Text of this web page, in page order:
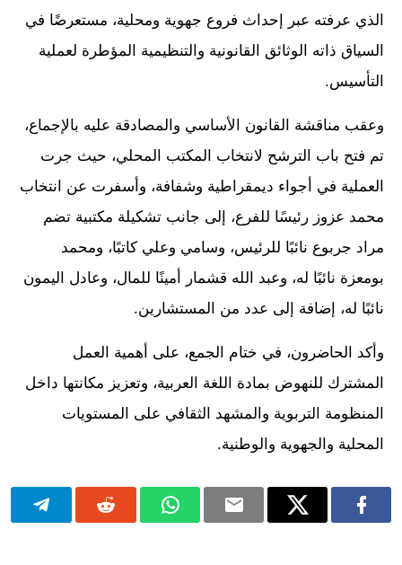
الذي عرفته عبر إحداث فروع جهوية ومحلية، مستعرضًا في
السياق ذاته الوثائق القانونية والتنظيمية المؤطرة لعملية
التأسيس.
وعقب مناقشة القانون الأساسي والمصادقة عليه بالإجماع،
تم فتح باب الترشح لانتخاب المكتب المحلي، حيث جرت
العملية في أجواء ديمقراطية وشفافة، وأسفرت عن انتخاب
محمد عزوز رئيسًا للفرع، إلى جانب تشكيلة مكتبية تضم
مراد جربوع نائبًا للرئيس، وسامي وعلي كاتبًا، ومحمد
بومعزة نائبًا له، وعبد الله قشمار أمينًا للمال، وعادل اليمون
نائبًا له، إضافة إلى عدد من المستشارين.
وأكد الحاضرون، في ختام الجمع، على أهمية العمل
المشترك للنهوض بمادة اللغة العربية، وتعزيز مكانتها داخل
المنظومة التربوية والمشهد الثقافي على المستويات
المحلية والجهوية والوطنية.